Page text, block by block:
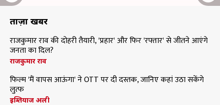
ताज़ा खबरें
राजकुमार राव की दोहरी तैयारी, 'प्रहार' और फिर 'रफ्तार' से जीतने आएंगे
जनता का दिल?
राजकुमार राव
फिल्म 'मैं वापस आऊंगा' ने OTT पर दी दस्तक, जानिए कहां उठा सकेंगे
लुत्फ
इम्तियाज अली